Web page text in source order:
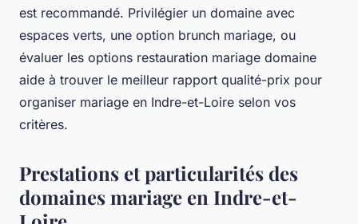
est recommandé. Privilégier un domaine avec
espaces verts, une option brunch mariage, ou
évaluer les options restauration mariage domaine
aide à trouver le meilleur rapport qualité-prix pour
organiser mariage en Indre-et-Loire selon vos
critères.
Prestations et particularités des
domaines mariage en Indre-et-